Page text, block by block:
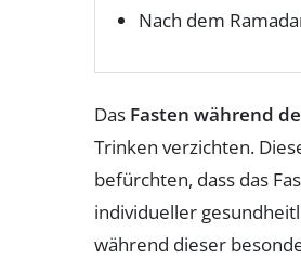
Nach dem
Das Fasten während
Trinken verzichten.
befürchten, dass das
individueller
während dieser